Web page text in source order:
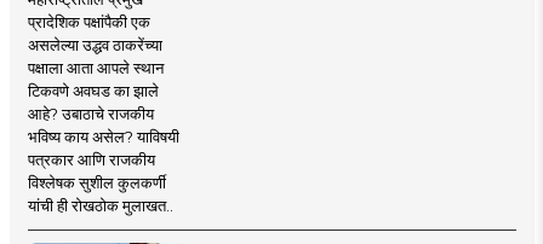
प्रादेशिक पक्षांपैकी एक
असलेल्या उद्धव ठाकरेंच्या
पक्षाला आता आपले स्थान
टिकवणे अवघड का झाले
आहे? उबाठाचे राजकीय
भविष्य काय असेल? याविषयी
पत्रकार आणि राजकीय
विश्लेषक सुशील कुलकर्णी
यांची ही रोखठोक मुलाखत..